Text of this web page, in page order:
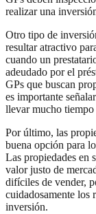
realizar una
Otro tipo de
resultar atractivo
cuando un
adeudado por el
GPs que buscan
es importante
llevar mucho tiempo
Por último, las
buena opción para
Las propiedades en
valor justo de
difíciles de vender,
cuidadosamente los
inversión.